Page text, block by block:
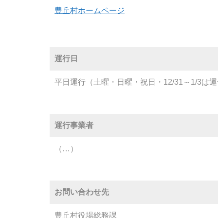
豊丘村ホームページ
運行日
平日運行（土曜・日曜・祝日・12/31～1/3は
運行事業者
（…）
お問い合わせ先
豊丘村役場総務課